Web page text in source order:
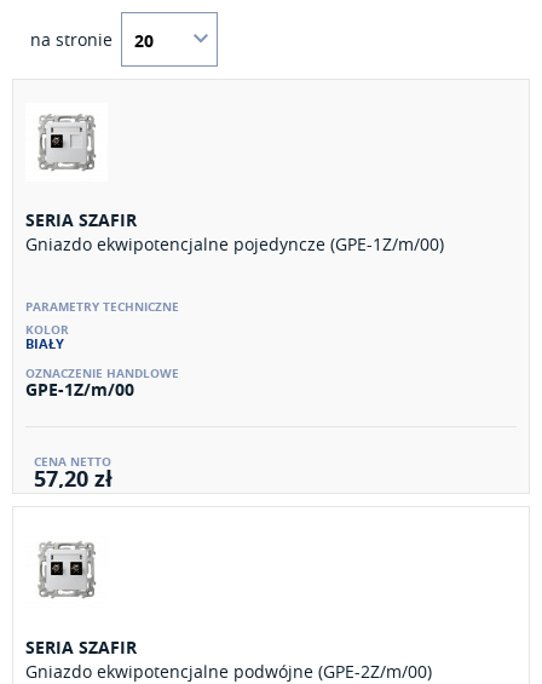
na stronie
SERIA SZAFIR
Gniazdo ekwipotencjalne pojedyncze (GPE-1Z/m/00)
BIAŁY
GPE-1Z/m/00
57,20 zł
SERIA SZAFIR
Gniazdo ekwipotencjalne podwójne (GPE-2Z/m/00)